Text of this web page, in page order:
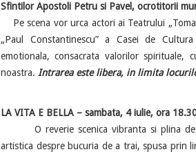
Sfintilor Apostoli Petru si Pavel, ocrotitorii
Pe scena vor urca actori ai Teatrului „Toma
„Paul Constantinescu” a Casei de
emotionala, consacrata valorilor spirituale,
noastra. Intrarea este libera, in limita
LA VITA E BELLA – sambata, 4 iulie, ora
O reverie scenica vibranta si plina de
artistica despre bucuria de a trai, spusa prin